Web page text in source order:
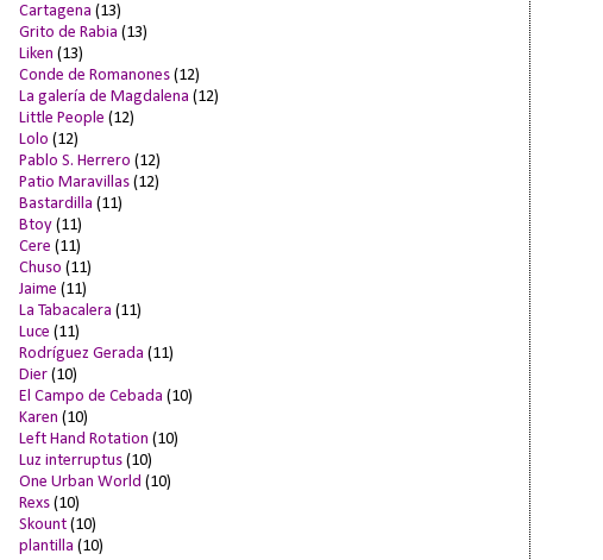
Cartagena (13)
Grito de Rabia (13)
Liken (13)
Conde de Romanones (12)
La galería de Magdalena (12)
Little People (12)
Lolo (12)
Pablo S. Herrero (12)
Patio Maravillas (12)
Bastardilla (11)
Btoy (11)
Cere (11)
Chuso (11)
Jaime (11)
La Tabacalera (11)
Luce (11)
Rodríguez Gerada (11)
Dier (10)
El Campo de Cebada (10)
Karen (10)
Left Hand Rotation (10)
Luz interruptus (10)
One Urban World (10)
Rexs (10)
Skount (10)
plantilla (10)